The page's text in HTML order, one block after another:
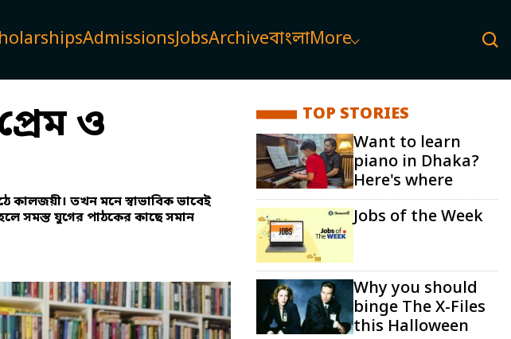
AdmissionsJobsArchiveবাংলাMore
ও
কালজয়ী। তখন মনে স্বাভাবিক ভাবেই
সমস্ত যুগের পাঠকের কাছে সমান
TOP STORIES
Want to learn
piano in Dhaka?
Here's where
Jobs of the Week
Why you should
binge The X-Files
this Halloween